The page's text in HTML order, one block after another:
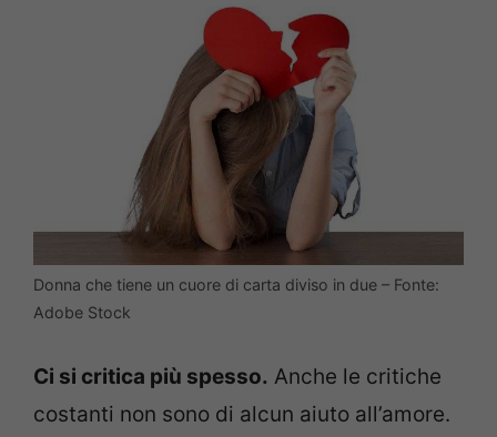
Donna che tiene un cuore di carta diviso in due – Fonte:
Adobe Stock
Ci si critica più spesso. Anche le critiche
costanti non sono di alcun aiuto all’amore.